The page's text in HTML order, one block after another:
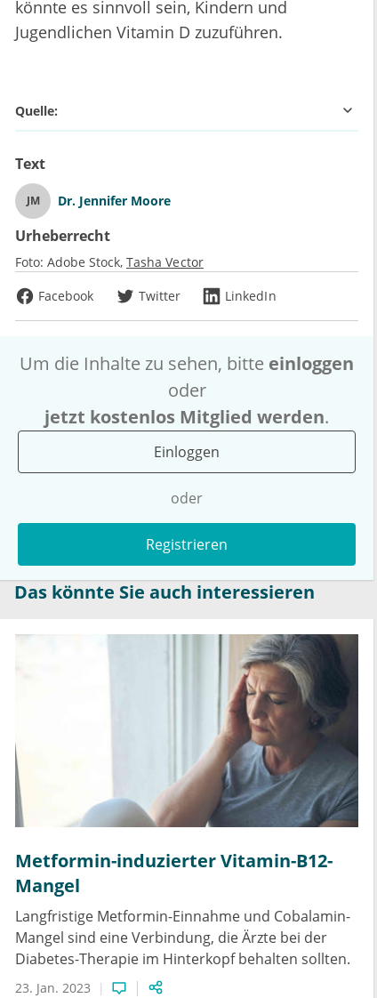
könnte es sinnvoll sein, Kindern und
Jugendlichen Vitamin D zuzuführen.
Quelle:
Text
JM Dr. Jennifer Moore
Urheberrecht
Foto: Adobe Stock Tasha Vector
Facebook
Twitter LinkedIn
Um die Inhalte zu sehen, bitte einloggen
oder
jetzt kostenlos Mitglied werden.
Einloggen
oder
Registrieren
Das könnte Sie auch interessieren
Metformin-induzierter Vitamin-B12-
Mangel
Langfristige Metformin-Einnahme und Cobalamin-
Mangel sind eine Verbindung, die Ärzte bei der
Diabetes-Therapie im Hinterkopf behalten sollten.
23. Jan. 2023